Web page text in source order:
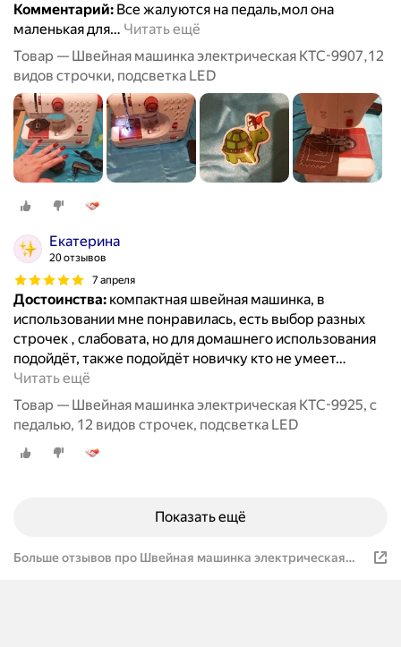
Комментарий: Все жалуются на педаль,мол она
маленькая для… Читать ещё
Товар — Швейная машинка электрическая KTC-9907,12
видов строчки, подсветка LED
Екатерина
20 отзывов
7 апреля
Достоинства: компактная швейная машинка, в
использовании мне понравилась, есть выбор разных
строчек , слабовата, но для домашнего использования
подойдёт, также подойдёт новичку кто не умеет…
Читать ещё
Товар — Швейная машинка электрическая KTC-9925, с
педалью, 12 видов строчек, подсветка LED
Показать ещё
Больше отзывов про Швейная машинка электрическая